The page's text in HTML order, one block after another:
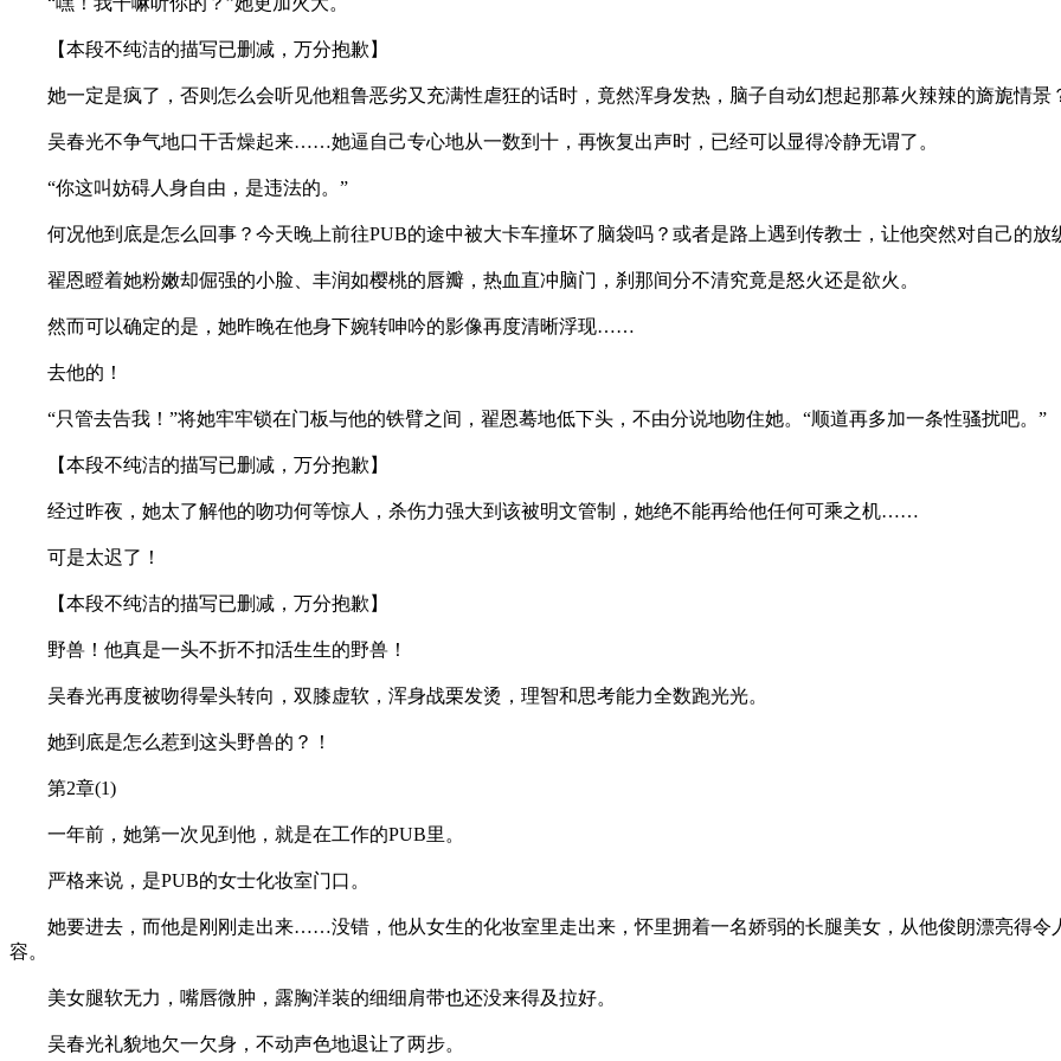
【本段不纯洁的描写已删减，万分抱歉】
她一定是疯了，否则怎么会听见他粗鲁恶劣又充满性虐狂的话时，竟然浑身发热，脑子自动幻想起那幕火辣辣的旖旎情景
吴春光不争气地口干舌燥起来……她逼自己专心地从一数到十，再恢复出声时，已经可以显得冷静无谓了。
“你这叫妨碍人身自由，是违法的。”
何况他到底是怎么回事？今天晚上前往PUB的途中被大卡车撞坏了脑袋吗？或者是路上遇到传教士，让他突然对自己的放
翟恩瞪着她粉嫩却倔强的小脸、丰润如樱桃的唇瓣，热血直冲脑门，刹那间分不清究竟是怒火还是欲火。
然而可以确定的是，她昨晚在他身下婉转呻吟的影像再度清晰浮现……
去他的！
“只管去告我！”将她牢牢锁在门板与他的铁臂之间，翟恩蓦地低下头，不由分说地吻住她。“顺道再多加一条性骚扰吧。”
【本段不纯洁的描写已删减，万分抱歉】
经过昨夜，她太了解他的吻功何等惊人，杀伤力强大到该被明文管制，她绝不能再给他任何可乘之机……
可是太迟了！
【本段不纯洁的描写已删减，万分抱歉】
野兽！他真是一头不折不扣活生生的野兽！
吴春光再度被吻得晕头转向，双膝虚软，浑身战栗发烫，理智和思考能力全数跑光光。
她到底是怎么惹到这头野兽的？！
第2章(1)
一年前，她第一次见到他，就是在工作的PUB里。
严格来说，是PUB的女士化妆室门口。
她要进去，而他是刚刚走出来……没错，他从女生的化妆室里走出来，怀里拥着一名娇弱的长腿美女，从他俊朗漂亮得令
容。
美女腿软无力，嘴唇微肿，露胸洋装的细细肩带也还没来得及拉好。
吴春光礼貌地欠一欠身，不动声色地退让了两步。